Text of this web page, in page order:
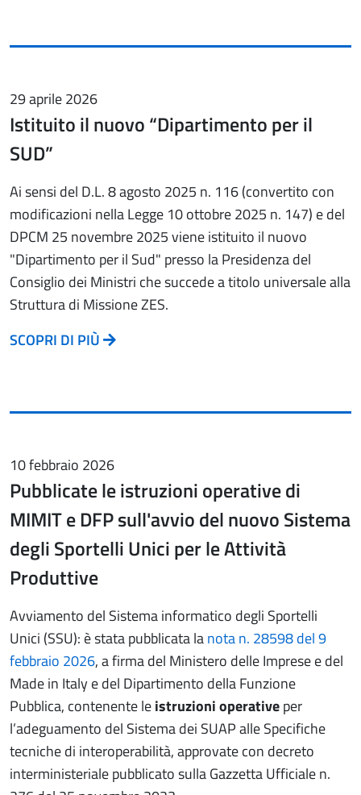
29 aprile 2026
Istituito il nuovo “Dipartimento per il
SUD”
Ai sensi del D.L. 8 agosto 2025 n. 116 (convertito con
modificazioni nella Legge 10 ottobre 2025 n. 147) e del
DPCM 25 novembre 2025 viene istituito il nuovo
"Dipartimento per il Sud" presso la Presidenza del
Consiglio dei Ministri che succede a titolo universale alla
Struttura di Missione ZES.
SCOPRI DI PIÙ
10 febbraio 2026
Pubblicate le istruzioni operative di
MIMIT e DFP sull'avvio del nuovo Sistema
degli Sportelli Unici per le Attività
Produttive
Avviamento del Sistema informatico degli Sportelli
Unici (SSU): è stata pubblicata lanota n. 28598 del 9
febbraio 2026, a firma del Ministero delle Imprese e del
Made in Italy e del Dipartimento della Funzione
Pubblica, contenente leistruzioni operativeper
l’adeguamento del Sistema dei SUAP alle Specifiche
tecniche di interoperabilità, approvate con decreto
interministeriale pubblicato sulla Gazzetta Ufficiale n.